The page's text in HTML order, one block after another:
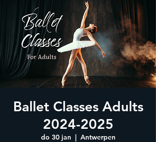
Ballet Classes Adults
2024-2025
do 30 jan
  |
Antwerpen